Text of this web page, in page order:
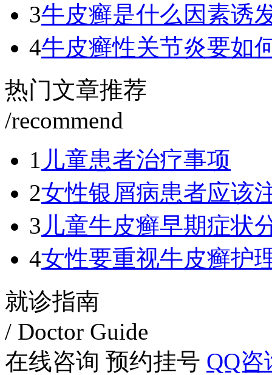
3牛皮癣是什么因素诱
4牛皮癣性关节炎要如
热门文章推荐
/recommend
1 儿童患者治疗事项
2女性银屑病患者应该
3 儿童牛皮癣早期症状
4女性要重视牛皮癣护
就诊指南
/ Doctor Guide
在线咨询 预约挂号 QQ咨